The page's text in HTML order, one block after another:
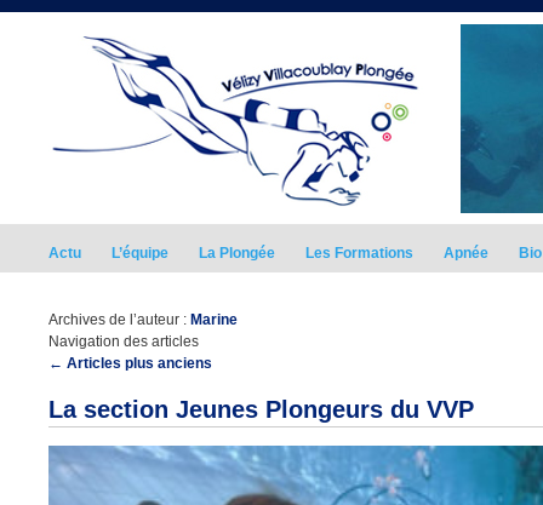
Actu L’équipe La Plongée Les Formations Apnée Bio
Archives de l’auteur : Marine
Navigation des articles
← Articles plus anciens
La section Jeunes Plongeurs du VVP